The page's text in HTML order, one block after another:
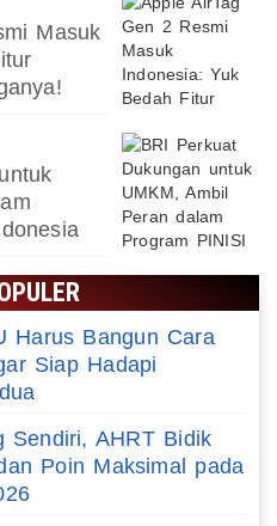
Masuk
Harus Bangun Cara
Siap Hadapi
Sendiri, AHRT Bidik
Poin Maksimal pada